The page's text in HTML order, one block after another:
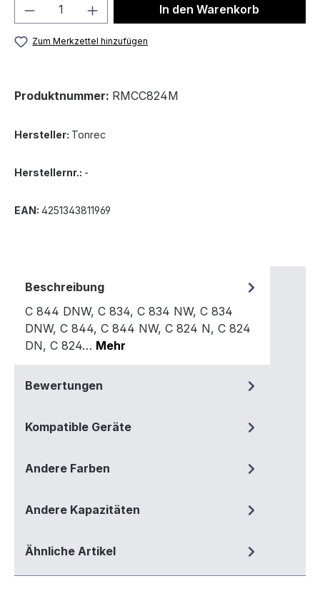
Produkt Anzahl: Gib denIn den Warenkorb
Zum Merkzettel hinzufügen
Produktnummer: RMCC824M
Hersteller: Tonrec
Herstellernr.: -
EAN: 4251343811969
Beschreibung
C 844 DNW, C 834, C 834 NW, C 834
DNW, C 844, C 844 NW, C 824 N, C 824
DN, C 824… Mehr
Bewertungen
Kompatible Geräte
Andere Farben
Andere Kapazitäten
Ähnliche Artikel